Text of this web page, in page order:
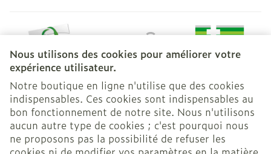
Nous utilisons des cookies pour améliorer votre
expérience utilisateur.
Notre boutique en ligne n'utilise que des cookies
indispensables. Ces cookies sont indispensables au
bon fonctionnement de notre site. Nous n'utilisons
aucun autre type de cookies ; c'est pourquoi nous
ne proposons pas la possibilité de refuser les
Liens légaux